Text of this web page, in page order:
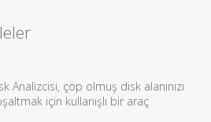
Analizcisi, çöp olmuş disk alanınızı
için kullanışlı bir araç